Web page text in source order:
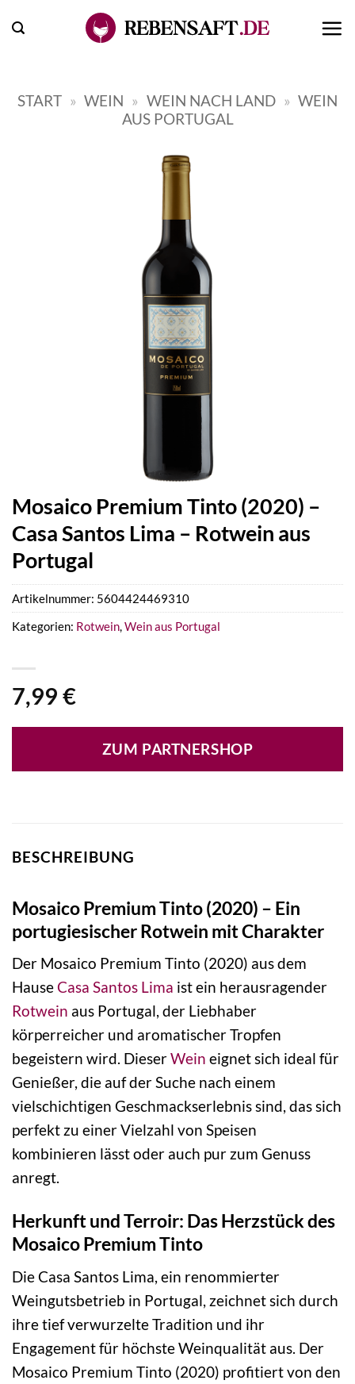
Inhalt
START » WEIN » WEIN NACH LAND » WEIN
AUS PORTUGAL
Mosaico Premium Tinto (2020) –
Casa Santos Lima – Rotwein aus
Portugal
7,99 €
ZUM PARTNERSHOP
Artikelnummer: 5604424469310
Kategorien: Rotwein,Wein aus Portugal
BESCHREIBUNG
Mosaico Premium Tinto (2020) – Ein
portugiesischer Rotwein mit Charakter
Der Mosaico Premium Tinto (2020) aus dem
HauseCasa Santos Lima ist ein herausragender
Rotwein aus Portugal, der Liebhaber
körperreicher und aromatischer Tropfen
begeistern wird. DieserWein eignet sich ideal für
Genießer, die auf der Suche nach einem
vielschichtigen Geschmackserlebnis sind, das sich
perfekt zu einer Vielzahl von Speisen
kombinieren lässt oder auch pur zum Genuss
anregt.
Herkunft und Terroir: Das Herzstück des
Mosaico Premium Tinto
Die Casa Santos Lima, ein renommierter
Weingutsbetrieb in Portugal, zeichnet sich durch
ihre tief verwurzelte Tradition und ihr
Engagement für höchste Weinqualität aus. Der
Mosaico Premium Tinto (2020) profitiert von den